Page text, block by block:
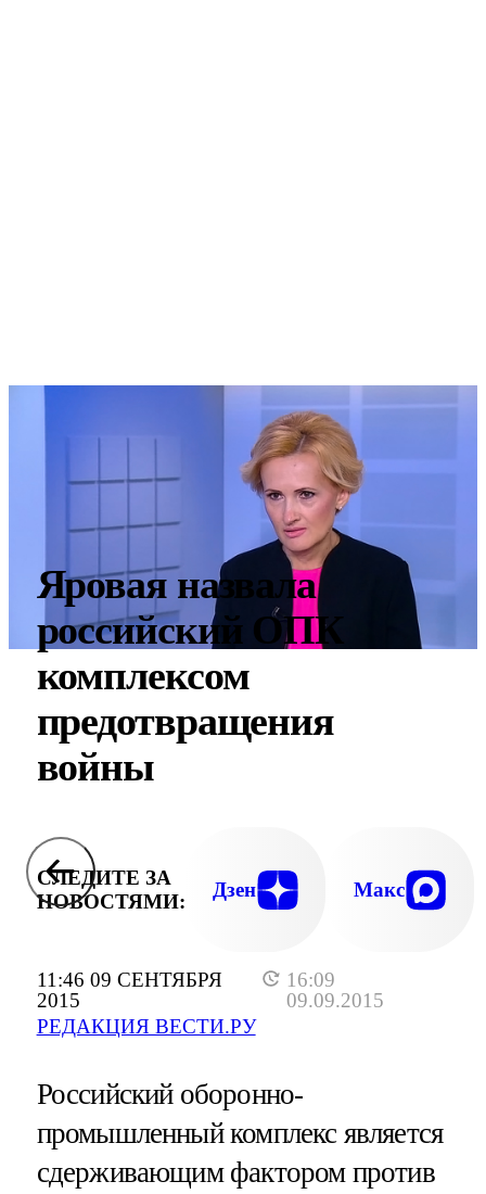
11:46 09 СЕНТЯБРЯ
2015
16:09
09.09.2015
РЕДАКЦИЯ ВЕСТИ.РУ
Яровая назвала
российский ОПК
комплексом
предотвращения
войны
СЛЕДИТЕ ЗА
НОВОСТЯМИ:
Дзен Макс
Российский оборонно-
промышленный комплекс является
сдерживающим фактором против